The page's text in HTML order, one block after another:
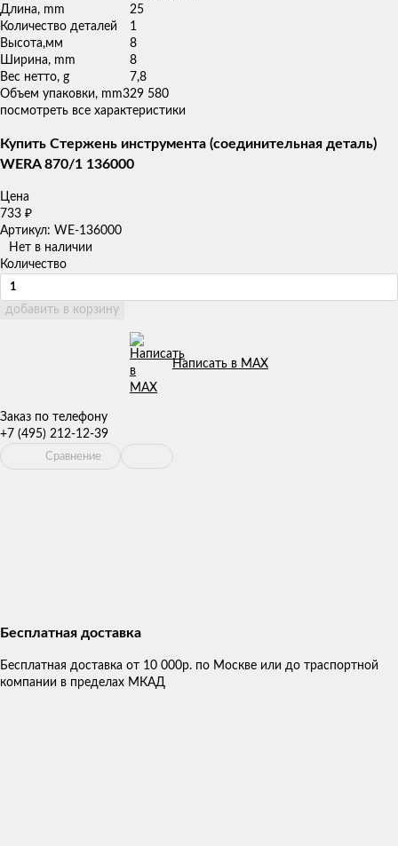
Длина, mm
25
Количество деталей
1
Высота,мм
8
Ширина, mm
8
Вес нетто, g
7,8
Объем упаковки, mm329 580
посмотреть все характеристики
Купить Стержень инструмента (соединительная деталь)
WERA 870/1 136000
Цена
733 ₽
Артикул: WE-136000
Нет в наличии
Количество
добавить в корзину
Написать в MAX
Заказ по телефону
+7 (495) 212-12-39
Сравнение
Бесплатная доставка
Бесплатная доставка от 10 000р. по Москве или до траспортной
компании в пределах МКАД